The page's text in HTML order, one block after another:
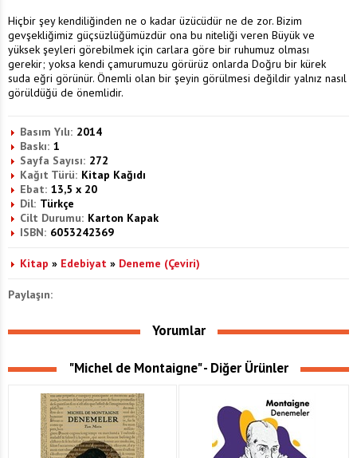
Hiçbir şey kendiliğinden ne o kadar üzücüdür ne de zor. Bizim
gevşekliğimiz güçsüzlüğümüzdür ona bu niteliği veren Büyük ve
yüksek şeyleri görebilmek için carlara göre bir ruhumuz olması
gerekir; yoksa kendi çamurumuzu görürüz onlarda Doğru bir kürek
suda eğri görünür. Önemli olan bir şeyin görülmesi değildir yalnız nasıl
görüldüğü de önemlidir.
Basım Yılı: 2014
Baskı: 1
Sayfa Sayısı: 272
Kağıt Türü: Kitap Kağıdı
Ebat: 13,5 x 20
Dil: Türkçe
Cilt Durumu: Karton Kapak
ISBN: 6053242369
Kitap » Edebiyat » Deneme (Çeviri)
Paylaşın:
Yorumlar
"Michel de Montaigne" - Diğer Ürünler